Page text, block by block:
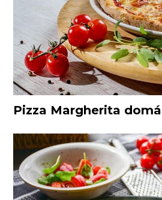
Pizza Margherita